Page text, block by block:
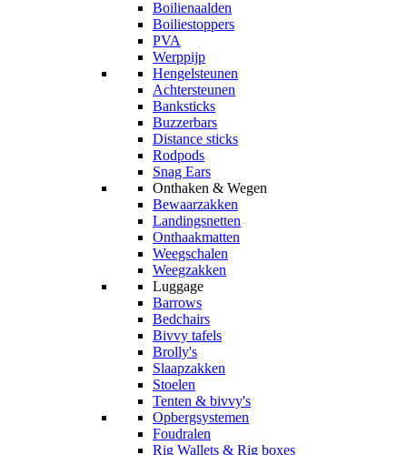
Boilienaalden
Boiliestoppers
PVA
Werppijp
Hengelsteunen
Achtersteunen
Banksticks
Buzzerbars
Distance sticks
Rodpods
Snag Ears
Onthaken & Wegen
Bewaarzakken
Landingsnetten
Onthaakmatten
Weegschalen
Weegzakken
Luggage
Barrows
Bedchairs
Bivvy tafels
Brolly's
Slaapzakken
Stoelen
Tenten & bivvy's
Opbergsystemen
Foudralen
Rig Wallets & Rig boxes